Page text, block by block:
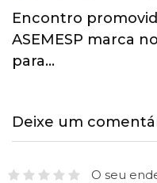
Encontro
ASEMESP marca
para…
Deixe um
O seu